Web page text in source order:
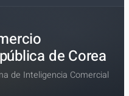
de Corea
de Inteligencia Comercial